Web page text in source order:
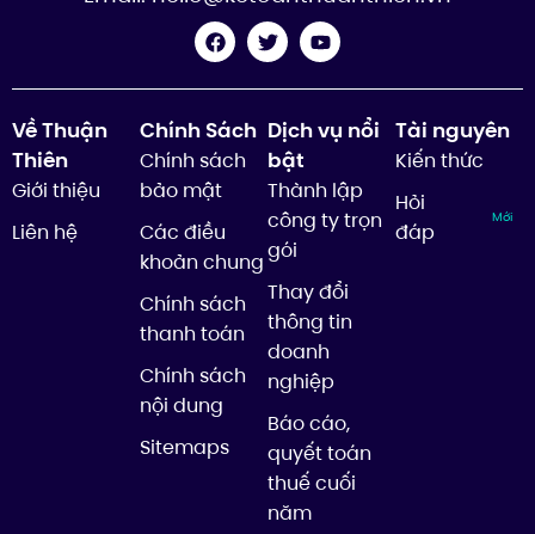
Về Thuận
Thiên
Giới thiệu
Liên hệ
Chính Sách
Chính sách
bảo mật
Các điều
khoản chung
Chính sách
thanh toán
Chính sách
nội dung
Sitemaps
Dịch vụ nổi
bật
Thành lập
công ty trọn
gói
Thay đổi
thông tin
doanh
nghiệp
Báo cáo,
quyết toán
thuế cuối
năm
Tài nguyên
Kiến thức
Hỏi
đáp
Mới